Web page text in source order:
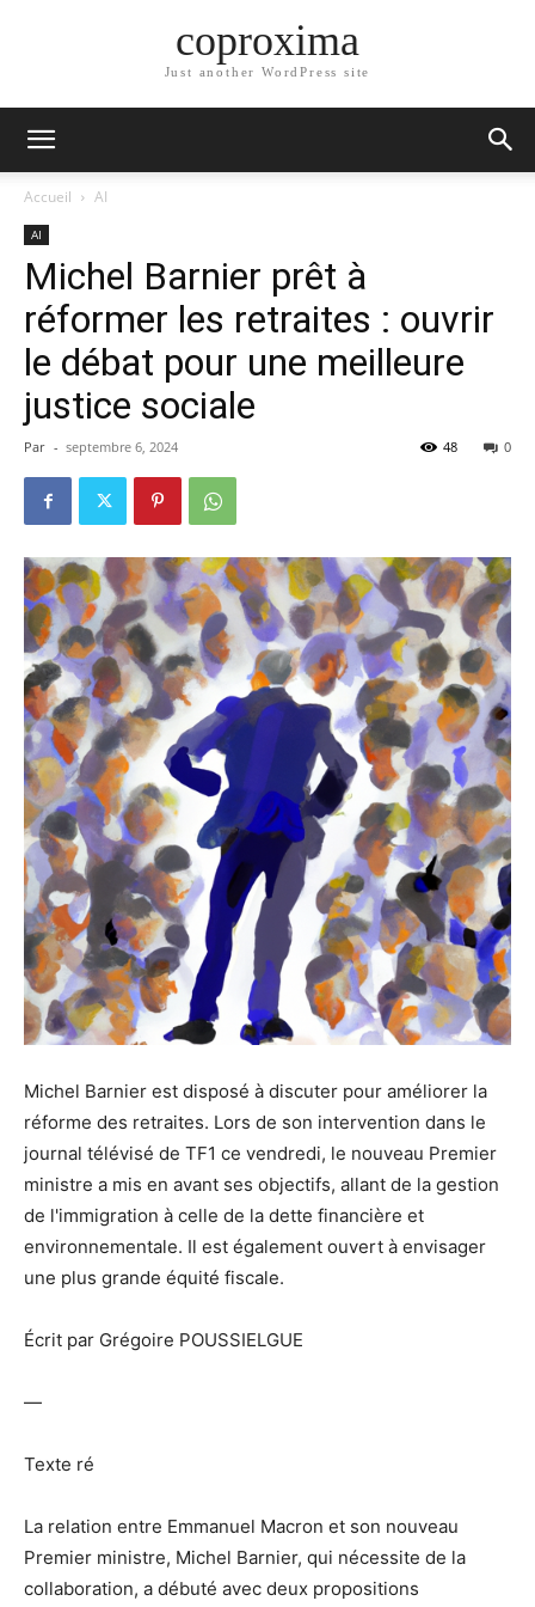
coproxima
Just another WordPress site
Accueil AI
AI
Michel Barnier prêt à
réformer les retraites : ouvrir
le débat pour une meilleure
justice sociale
Par - septembre 6, 2024 0
48
Michel Barnier est disposé à discuter pour améliorer la
réforme des retraites. Lors de son intervention dans le
journal télévisé de TF1 ce vendredi, le nouveau Premier
ministre a mis en avant ses objectifs, allant de la gestion
de l'immigration à celle de la dette financière et
environnementale. Il est également ouvert à envisager
une plus grande équité fiscale.
Écrit par Grégoire POUSSIELGUE
—
Texte ré
La relation entre Emmanuel Macron et son nouveau
Premier ministre, Michel Barnier, qui nécessite de la
collaboration, a débuté avec deux propositions